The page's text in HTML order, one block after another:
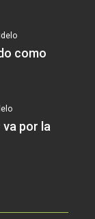
como
por la